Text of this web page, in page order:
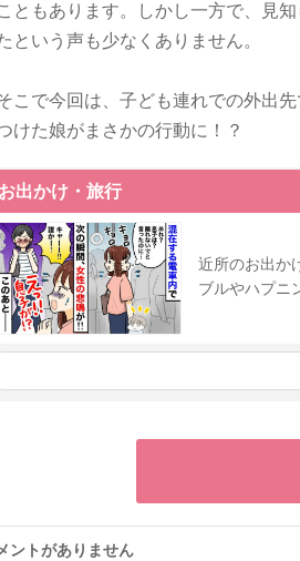
ともあります。しかし一方で、見
という声も少なくありません。
こで今回は、子ども連れでの外出
けた娘がまさかの行動に！？
お出かけ・旅行
近所のお出か
ブルやハプニ
ントがありません